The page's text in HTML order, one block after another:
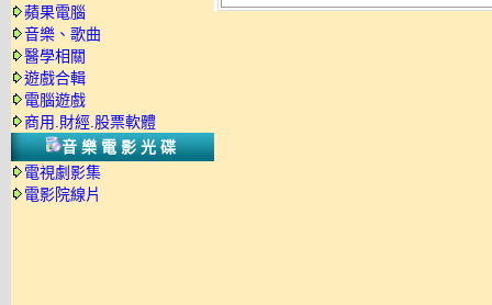
蘋果電腦
音樂、歌曲
醫學相關
遊戲合輯
電腦遊戲
商用.財經.股票軟體
音樂電影光碟
電視劇影集
電影院線片